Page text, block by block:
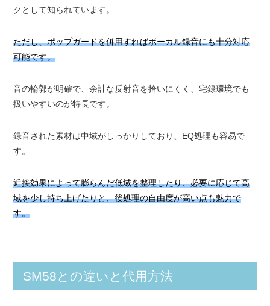
クとして知られています。
ただし、ポップガードを併用すればボーカル録音にも十分対応
可能です。
音の輪郭が明確で、余計な反射音を拾いにくく、宅録環境でも
扱いやすいのが特長です。
録音された素材は中域がしっかりしており、EQ処理も容易で
す。
近接効果によって膨らんだ低域を整理したり、必要に応じて高
域を少し持ち上げたりと、後処理の自由度が高い点も魅力で
す。
SM58との違いと代用方法